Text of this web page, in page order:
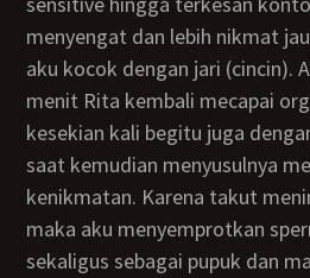
menyengat dan lebih nikmat
aku kocok dengan jari (cincin).
menit Rita kembali mecapai
kesekian kali begitu juga
saat kemudian menyusulnya
kenikmatan. Karena takut
maka aku menyemprotkan
sekaligus sebagai pupuk dan